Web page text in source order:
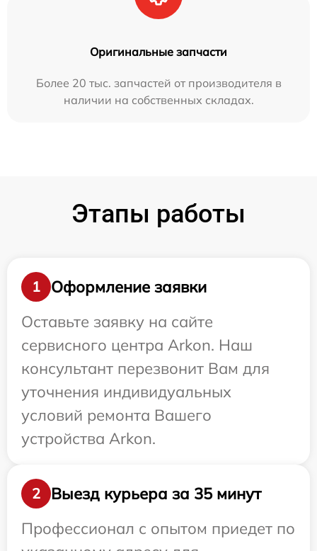
Оригинальные запчасти
Более 20 тыс. запчастей от производителя в
наличии на собственных складах.
Этапы работы
1
Оформление заявки
Оставьте заявку на сайте
сервисного центра Arkon. Наш
консультант перезвонит Вам для
уточнения индивидуальных
условий ремонта Вашего
устройства Arkon.
2
Выезд курьера за 35 минут
Профессионал с опытом приедет по